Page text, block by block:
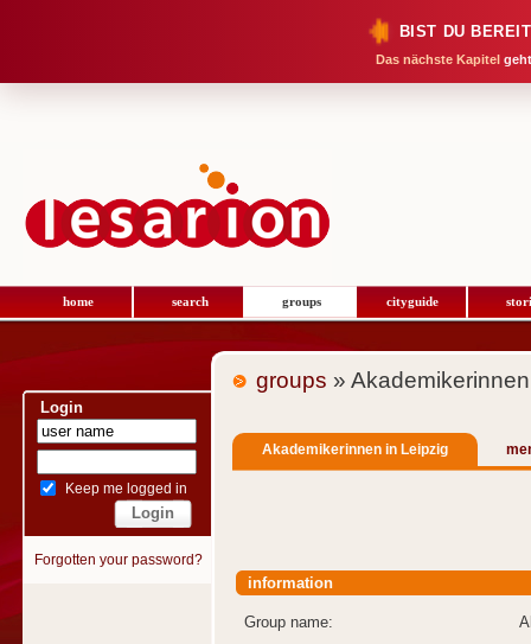
BIST DU
Das nächste Kapitel
home search groups cityguide
Login
Keep me logged in
Forgotten your password?
groups »
Akademikerinnen in Leipzig
information
Group name: